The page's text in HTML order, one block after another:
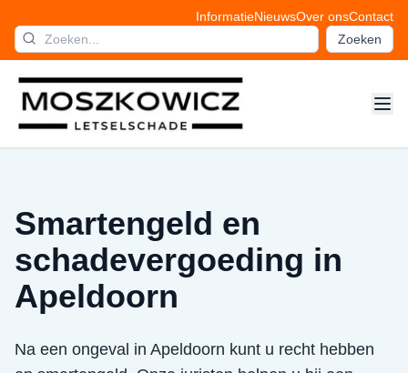
InformatieNieuwsOver onsContact
Zoeken
Smartengeld en
schadevergoeding in
Apeldoorn
Na een ongeval in Apeldoorn kunt u recht hebben